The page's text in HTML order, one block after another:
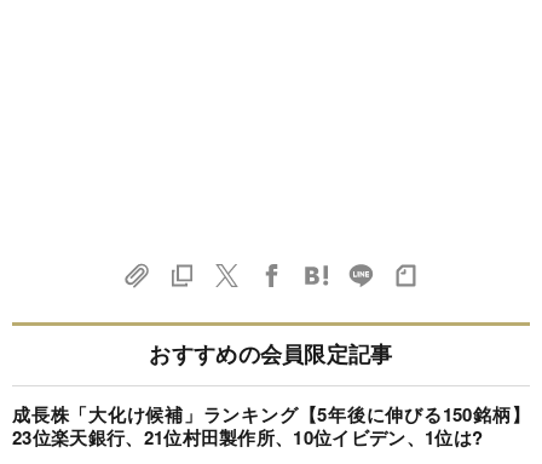
おすすめの会員限定記事
成長株「大化け候補」ランキング【5年後に伸びる150銘柄】
23位楽天銀行、21位村田製作所、10位イビデン、1位は?